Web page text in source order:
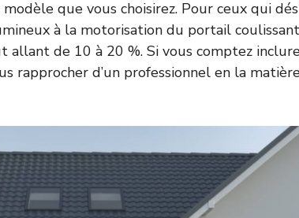
que vous choisirez. Pour ceux qui
à la motorisation du portail
allant de 10 à 20 %. Si vous comptez
rapprocher d’un professionnel en la